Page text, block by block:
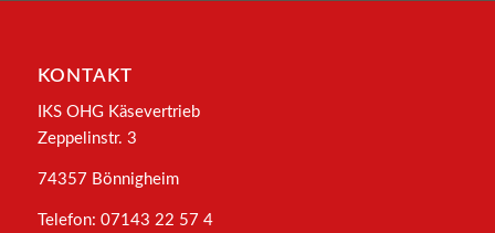
KONTAKT
IKS OHG Käsevertrieb
Zeppelinstr. 3
74357 Bönnigheim
Telefon: 07143 22 57 4